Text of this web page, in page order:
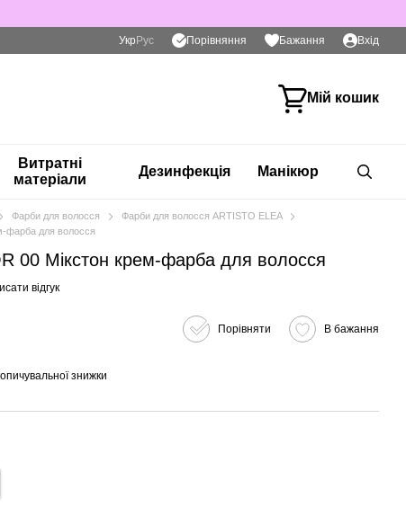
Укр Рус Порівняння Бажання Вхід
Мій кошик
Витратні
матеріали
Дезинфекція Манікюр
Фарби для волосся
Фарби для волосся ARTISTO ELEA
фарба для волосся
00 Мікстон крем-фарба для волосся
відгук
Порівняти В бажання
знижки